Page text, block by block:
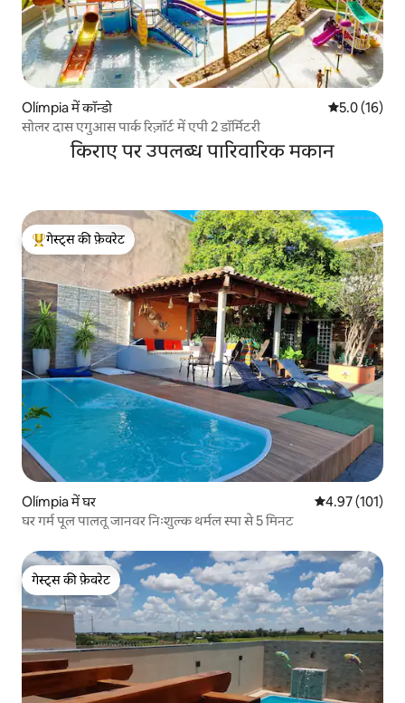
Olímpia में कॉन्डो औसत रेटिंग 5
5.0 (16)
सोलर दास एगुआस पार्क रिज़ॉर्ट में एपी 2 डॉर्मिटरी
किराए पर उपलब्ध पारिवारिक मकान
गेस्ट्स का टॉप फ़ेवरेट
गेस्ट्स की फ़ेवरेट
Olímpia में घर औसत रेटिंग 5 में से
4.97 (101)
घर गर्म पूल पालतू जानवर निःशुल्क थर्मल स्पा से 5 मिनट
गेस्ट्स की फ़ेवरेट
गेस्ट्स की फ़ेवरेट